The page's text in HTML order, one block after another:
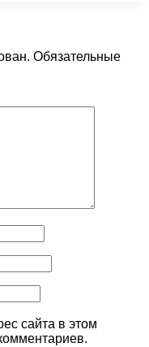
Обязательные
сайта в этом